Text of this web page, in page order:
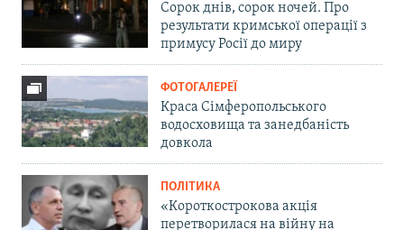
Сорок днів, сорок ночей. Про
результати кримської операції з
примусу Росії до миру
ФОТОГАЛЕРЕЇ
Краса Сімферопольського
водосховища та занедбаність
довкола
ПОЛІТИКА
«Короткострокова акція
перетворилася на війну на